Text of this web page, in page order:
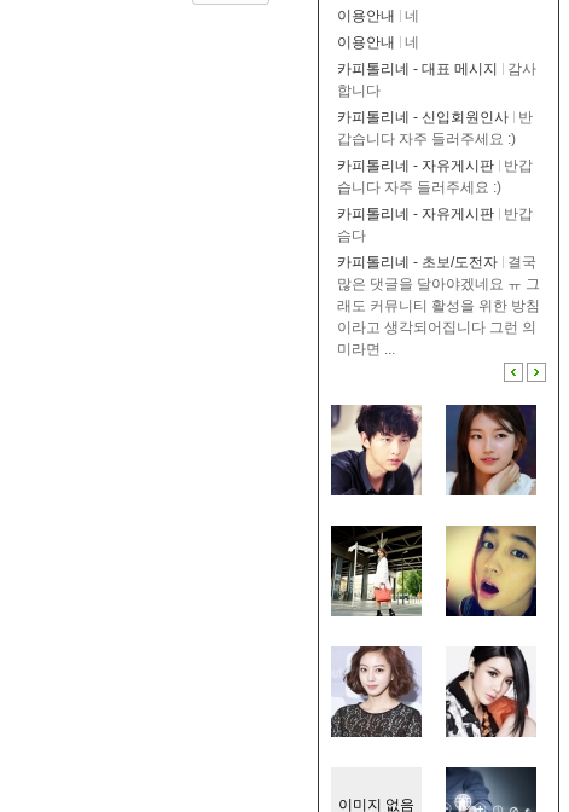
이용안내
네
이용안내
네
카피톨리네 - 대표 메시지
감사
합니다
카피톨리네 - 신입회원인사
반
갑습니다 자주 들러주세요 :)
카피톨리네 - 자유게시판
반갑
습니다 자주 들러주세요 :)
카피톨리네 - 자유게시판
반갑
슴다
카피톨리네 - 초보/도전자
결국
많은 댓글을 달아야겠네요 ㅠ 그
래도 커뮤니티 활성을 위한 방침
이라고 생각되어집니다 그런 의
미라면 ...
이미지 없음